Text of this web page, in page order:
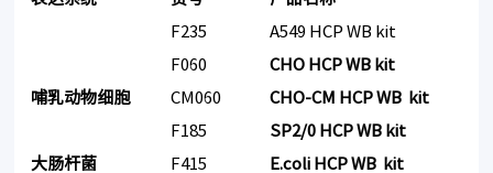
哺乳动物细胞
F235
A549 HCP WB kit
F060
CHO HCP WB kit
CM060
CHO-CM HCP WB kit
F185
SP2/0 HCP WB kit
大肠杆菌
F415
E.coli HCP WB kit